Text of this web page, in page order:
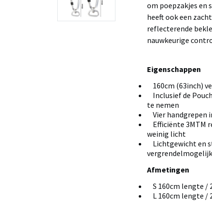
om poepzakjes en
heeft ook een
reflecterende
nauwkeurige
Eigenschappen
160cm (63inch)
Inclusief de
te nemen
Vier handgrepen
Efficiënte 3MTM
weinig licht
Lichtgewicht en
Afmetingen
S 160cm lengte /
L 160cm lengte /